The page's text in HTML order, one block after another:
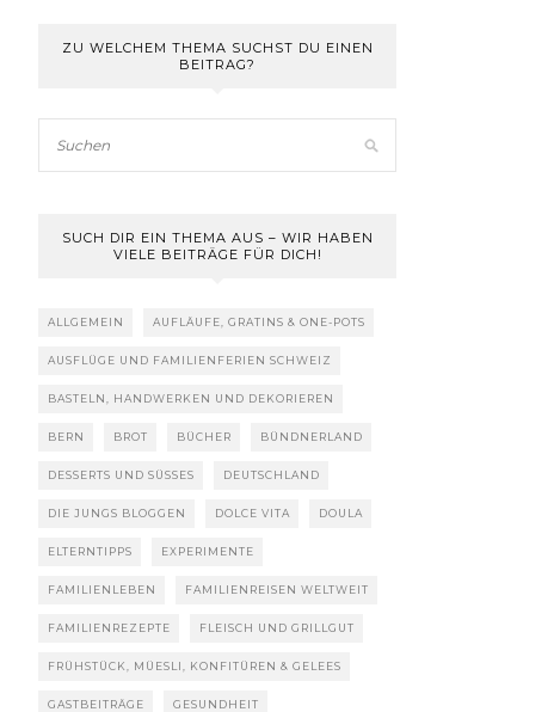
ZU WELCHEM THEMA SUCHST DU EINEN
BEITRAG?
SUCH DIR EIN THEMA AUS – WIR HABEN
VIELE BEITRÄGE FÜR DICH!
ALLGEMEIN AUFLÄUFE, GRATINS & ONE-POTS
AUSFLÜGE UND FAMILIENFERIEN SCHWEIZ
BASTELN, HANDWERKEN UND DEKORIEREN
BERN BROT BÜCHER BÜNDNERLAND
DESSERTS UND SÜSSES DEUTSCHLAND
DIE JUNGS BLOGGEN DOLCE VITA DOULA
ELTERNTIPPS EXPERIMENTE
FAMILIENLEBEN FAMILIENREISEN WELTWEIT
FAMILIENREZEPTE FLEISCH UND GRILLGUT
FRÜHSTÜCK, MÜESLI, KONFITÜREN & GELEES
GASTBEITRÄGE GESUNDHEIT